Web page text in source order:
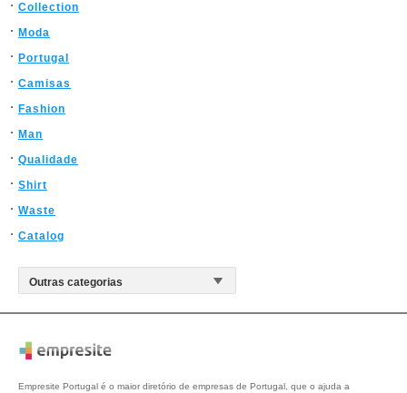
Collection
Moda
Portugal
Camisas
Fashion
Man
Qualidade
Shirt
Waste
Catalog
Empresite Portugal é o maior diretório de empresas de Portugal, que o ajuda a